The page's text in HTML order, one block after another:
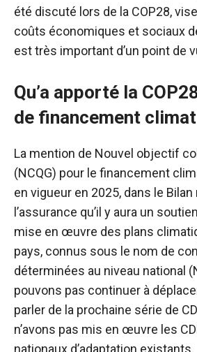
été discuté lors de la COP28,
coûts économiques et sociaux
est très important d’un point de
Qu’a apporté la
de financement
La mention de Nouvel objectif
(NCQG) pour le financement
en vigueur en 2025, dans le
l’assurance qu’il y aura un
mise en œuvre des plans
pays, connus sous le nom de
déterminées au niveau national
pouvons pas continuer à
parler de la prochaine série de
n’avons pas mis en œuvre les
nationaux d’adaptation existants.